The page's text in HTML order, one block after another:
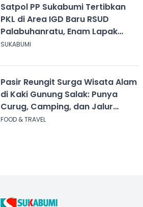
Satpol PP Sukabumi Tertibkan
PKL di Area IGD Baru RSUD
Palabuhanratu, Enam Lapak
Dibongkar Mandiri
SUKABUMI
Pasir Reungit Surga Wisata Alam
di Kaki Gunung Salak: Punya
Curug, Camping, dan Jalur
Pendakian
FOOD & TRAVEL